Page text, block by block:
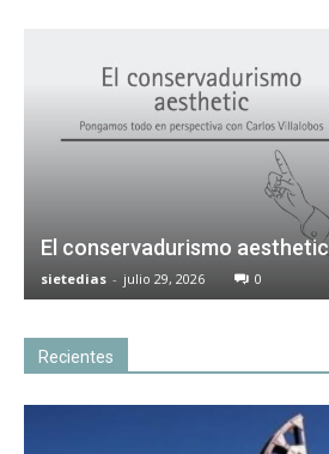
El conservadurismo aesthetic
sietedias - julio 29, 2026 0
Recientes